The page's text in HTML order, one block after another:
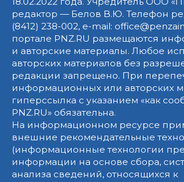
редактор — Белов В.Ю. Телефон
(8412) 238-002, e-mail:
портале PNZ.RU размещаются
и авторские материалы. Любое
авторских материалов без
редакции запрещено. При
информационных или авторских
гиперссылка с указанием «как
PNZ.RU» обязательна.
На информационном ресурсе
внешние рекомендательные
(информационные технологии
информации на основе сбора,
анализа сведений, относящихся к